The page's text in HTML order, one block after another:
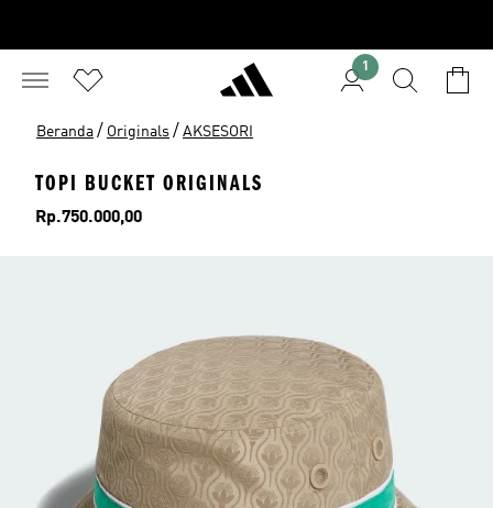
1
Beranda / Originals / AKSESORI
TOPI BUCKET ORIGINALS
Harga
Rp.750.000,00